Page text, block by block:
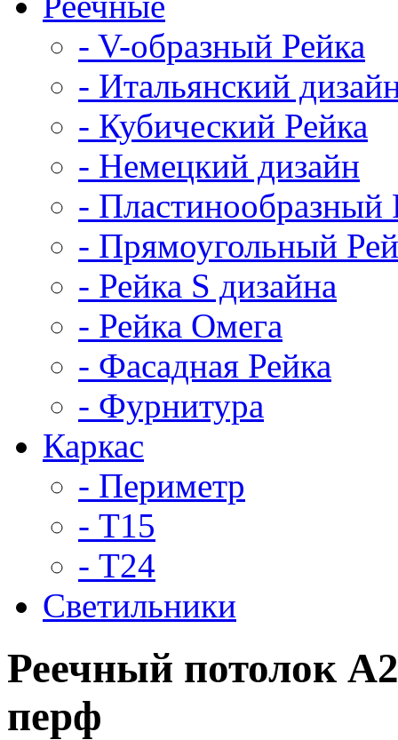
- V-образный Рейка
- Итальянский
- Кубический Рейка
- Немецкий дизайн
- Пластинообразный
- Прямоугольный
- Рейка S дизайна
- Рейка Омега
- Фасадная Рейка
- Фурнитура
Каркас
- Периметр
- Т15
- Т24
Светильники
Реечный потолок
перф